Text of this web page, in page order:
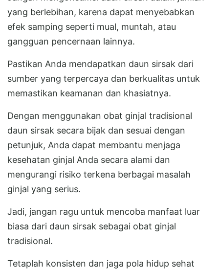
yang berlebihan, karena dapat menyebabkan
efek samping seperti mual, muntah, atau
gangguan pencernaan lainnya.
Pastikan Anda mendapatkan daun sirsak dari
sumber yang terpercaya dan berkualitas untuk
memastikan keamanan dan khasiatnya.
Dengan menggunakan obat ginjal tradisional
daun sirsak secara bijak dan sesuai dengan
petunjuk, Anda dapat membantu menjaga
kesehatan ginjal Anda secara alami dan
mengurangi risiko terkena berbagai masalah
ginjal yang serius.
Jadi, jangan ragu untuk mencoba manfaat luar
biasa dari daun sirsak sebagai obat ginjal
tradisional.
Tetaplah konsisten dan jaga pola hidup sehat